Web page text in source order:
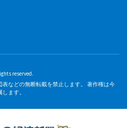
reserved.
などの無断転載を禁止します。 著作権は今
ます。